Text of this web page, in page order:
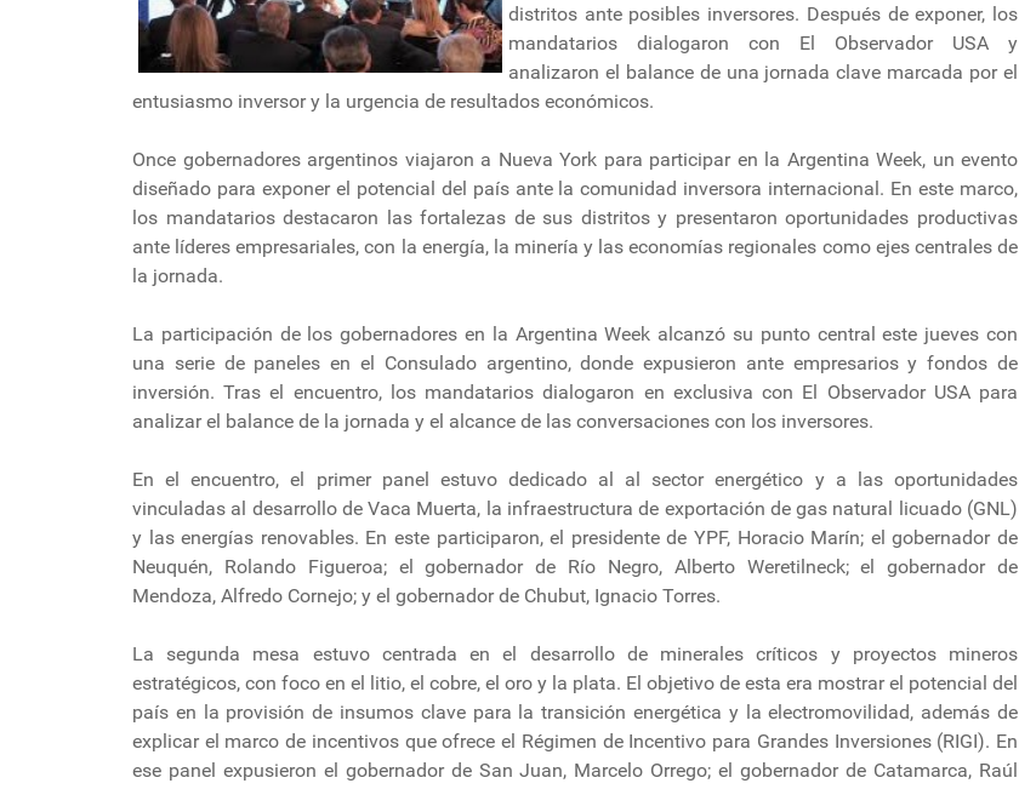
distritos ante posibles inversores. Después de exponer, los
mandatarios dialogaron con El Observador USA y
analizaron el balance de una jornada clave marcada por el
entusiasmo inversor y la urgencia de resultados económicos.
Once gobernadores argentinos viajaron a Nueva York para participar en la Argentina Week, un evento
diseñado para exponer el potencial del país ante la comunidad inversora internacional. En este marco,
los mandatarios destacaron las fortalezas de sus distritos y presentaron oportunidades productivas
ante líderes empresariales, con la energía, la minería y las economías regionales como ejes centrales de
la jornada.
La participación de los gobernadores en la Argentina Week alcanzó su punto central este jueves con
una serie de paneles en el Consulado argentino, donde expusieron ante empresarios y fondos de
inversión. Tras el encuentro, los mandatarios dialogaron en exclusiva con El Observador USA para
analizar el balance de la jornada y el alcance de las conversaciones con los inversores.
En el encuentro, el primer panel estuvo dedicado al al sector energético y a las oportunidades
vinculadas al desarrollo de Vaca Muerta, la infraestructura de exportación de gas natural licuado (GNL)
y las energías renovables. En este participaron, el presidente de YPF, Horacio Marín; el gobernador de
Neuquén, Rolando Figueroa; el gobernador de Río Negro, Alberto Weretilneck; el gobernador de
Mendoza, Alfredo Cornejo; y el gobernador de Chubut, Ignacio Torres.
La segunda mesa estuvo centrada en el desarrollo de minerales críticos y proyectos mineros
estratégicos, con foco en el litio, el cobre, el oro y la plata. El objetivo de esta era mostrar el potencial del
país en la provisión de insumos clave para la transición energética y la electromovilidad, además de
explicar el marco de incentivos que ofrece el Régimen de Incentivo para Grandes Inversiones (RIGI). En
ese panel expusieron el gobernador de San Juan, Marcelo Orrego; el gobernador de Catamarca, Raúl